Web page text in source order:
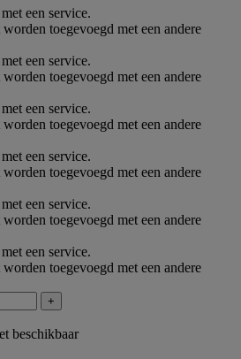
een service.
toegevoegd met een andere
een service.
toegevoegd met een andere
een service.
toegevoegd met een andere
een service.
toegevoegd met een andere
een service.
toegevoegd met een andere
een service.
toegevoegd met een andere
+
beschikbaar